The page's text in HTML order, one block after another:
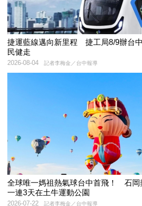
捷運藍線邁向新里程 捷工局8/9辦台
民健走
記者李梅金／台中報導
2026-08-04
全球唯一媽祖熱氣球台中首飛！ 石岡
一連3天在土牛運動公園
記者李梅金／台中報導
2026-07-22